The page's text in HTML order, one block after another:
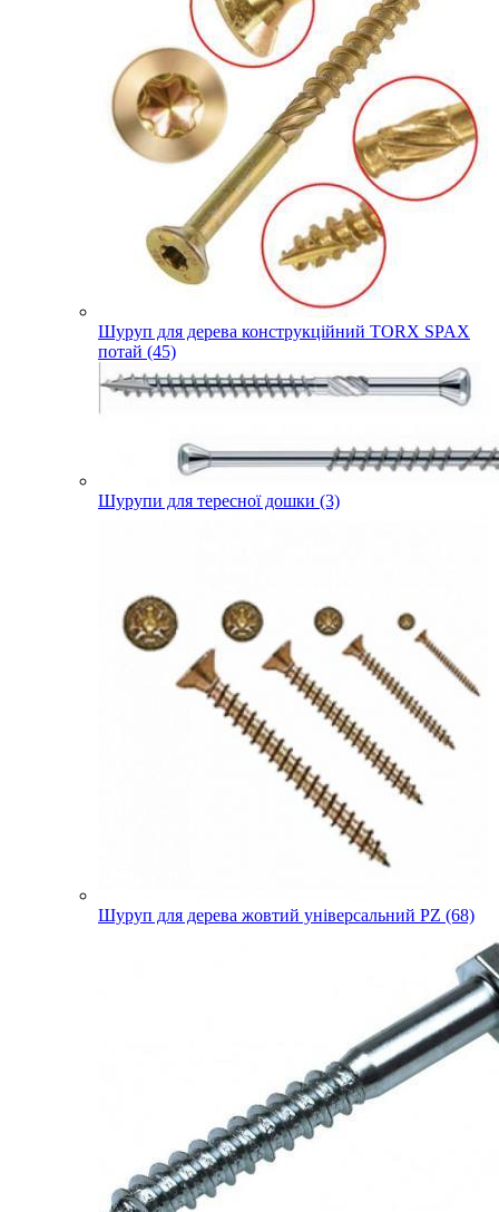
Шуруп для дерева конструкційний TORX SPAX
потай (45)
Шурупи для тересної дошки (3)
Шуруп для дерева жовтий універсальний PZ (68)